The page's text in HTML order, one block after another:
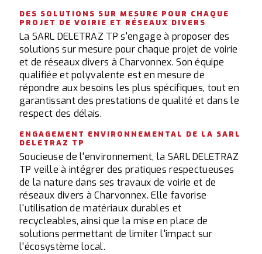
DES SOLUTIONS SUR MESURE POUR CHAQUE
PROJET DE VOIRIE ET RÉSEAUX DIVERS
La SARL DELETRAZ TP s'engage à proposer des
solutions sur mesure pour chaque projet de voirie
et de réseaux divers à Charvonnex. Son équipe
qualifiée et polyvalente est en mesure de
répondre aux besoins les plus spécifiques, tout en
garantissant des prestations de qualité et dans le
respect des délais.
ENGAGEMENT ENVIRONNEMENTAL DE LA SARL
DELETRAZ TP
Soucieuse de l'environnement, la SARL DELETRAZ
TP veille à intégrer des pratiques respectueuses
de la nature dans ses travaux de voirie et de
réseaux divers à Charvonnex. Elle favorise
l'utilisation de matériaux durables et
recycleables, ainsi que la mise en place de
solutions permettant de limiter l'impact sur
l'écosystème local.